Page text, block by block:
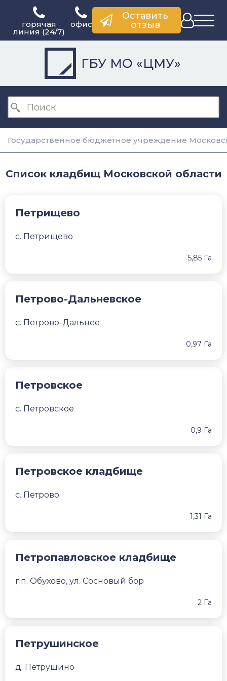
горячая
линия (24/7)
офис
Оставить
отзыв
ГБУ МО «ЦМУ»
Государственное бюджетное учреждение
Список кладбищ Московской области
Петрищево
с. Петрищево
5,85 Га
Петрово-Дальневское
с. Петрово-Дальнее
0,97 Га
Петровское
с. Петровское
0,9 Га
Петровское кладбище
с. Петрово
1,31 Га
Петропавловское кладбище
г.п. Обухово, ул. Сосновый бор
2 Га
Петрушинское
д. Петрушино